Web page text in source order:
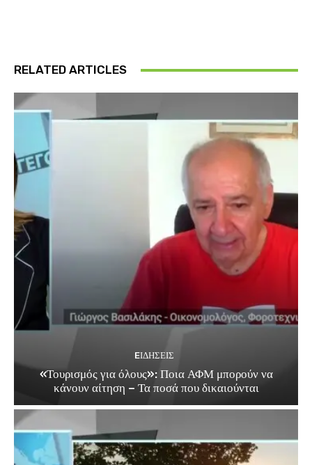
RELATED ARTICLES
EΙΔΗΣΕΙΣ
«Τουρισμός για όλους»: Ποια ΑΦΜ μπορούν να
κάνουν αίτηση – Τα ποσά που δικαιούνται